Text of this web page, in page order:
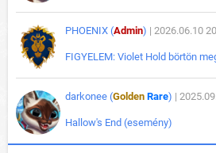
PHOENIX (Admin) | 2026.06.10
FIGYELEM: Violet Hold börtön
darkonee (Golden Rare) |
Hallow's End (esemény)